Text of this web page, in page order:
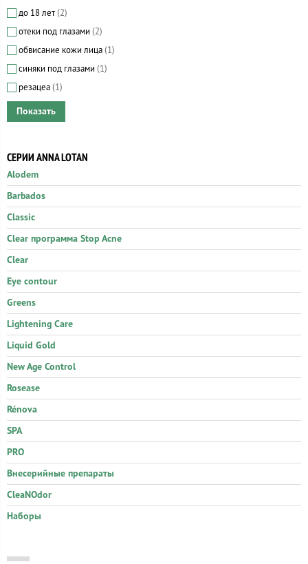
до 18 лет(2)
отеки под глазами (2)
обвисание кожи лица (1)
синяки под глазами (1)
резацеа (1)
СЕРИИ ANNA LOTAN
Alodem
Barbados
Classic
Clear программа Stop Acne
Clear
Eye contour
Greens
Lightening Care
Liquid Gold
New Age Control
Rosease
Rénova
SPA
PRO
Внесерийные препараты
CleaNOdor
Наборы